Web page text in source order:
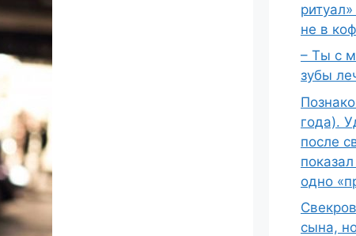
не в
– Ты с
зубы
года).
после
одно
сына,